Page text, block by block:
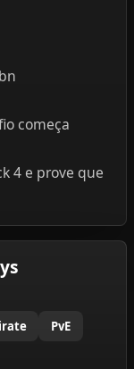
começa
4 e prove que
PvE